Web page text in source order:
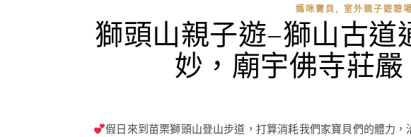
媽咪寶貝, 室外親子遊憩
獅頭山親子遊–獅山古
妙，廟宇佛寺莊
假日來到苗栗獅頭山登山步道，打算消耗我們家寶貝們的體力